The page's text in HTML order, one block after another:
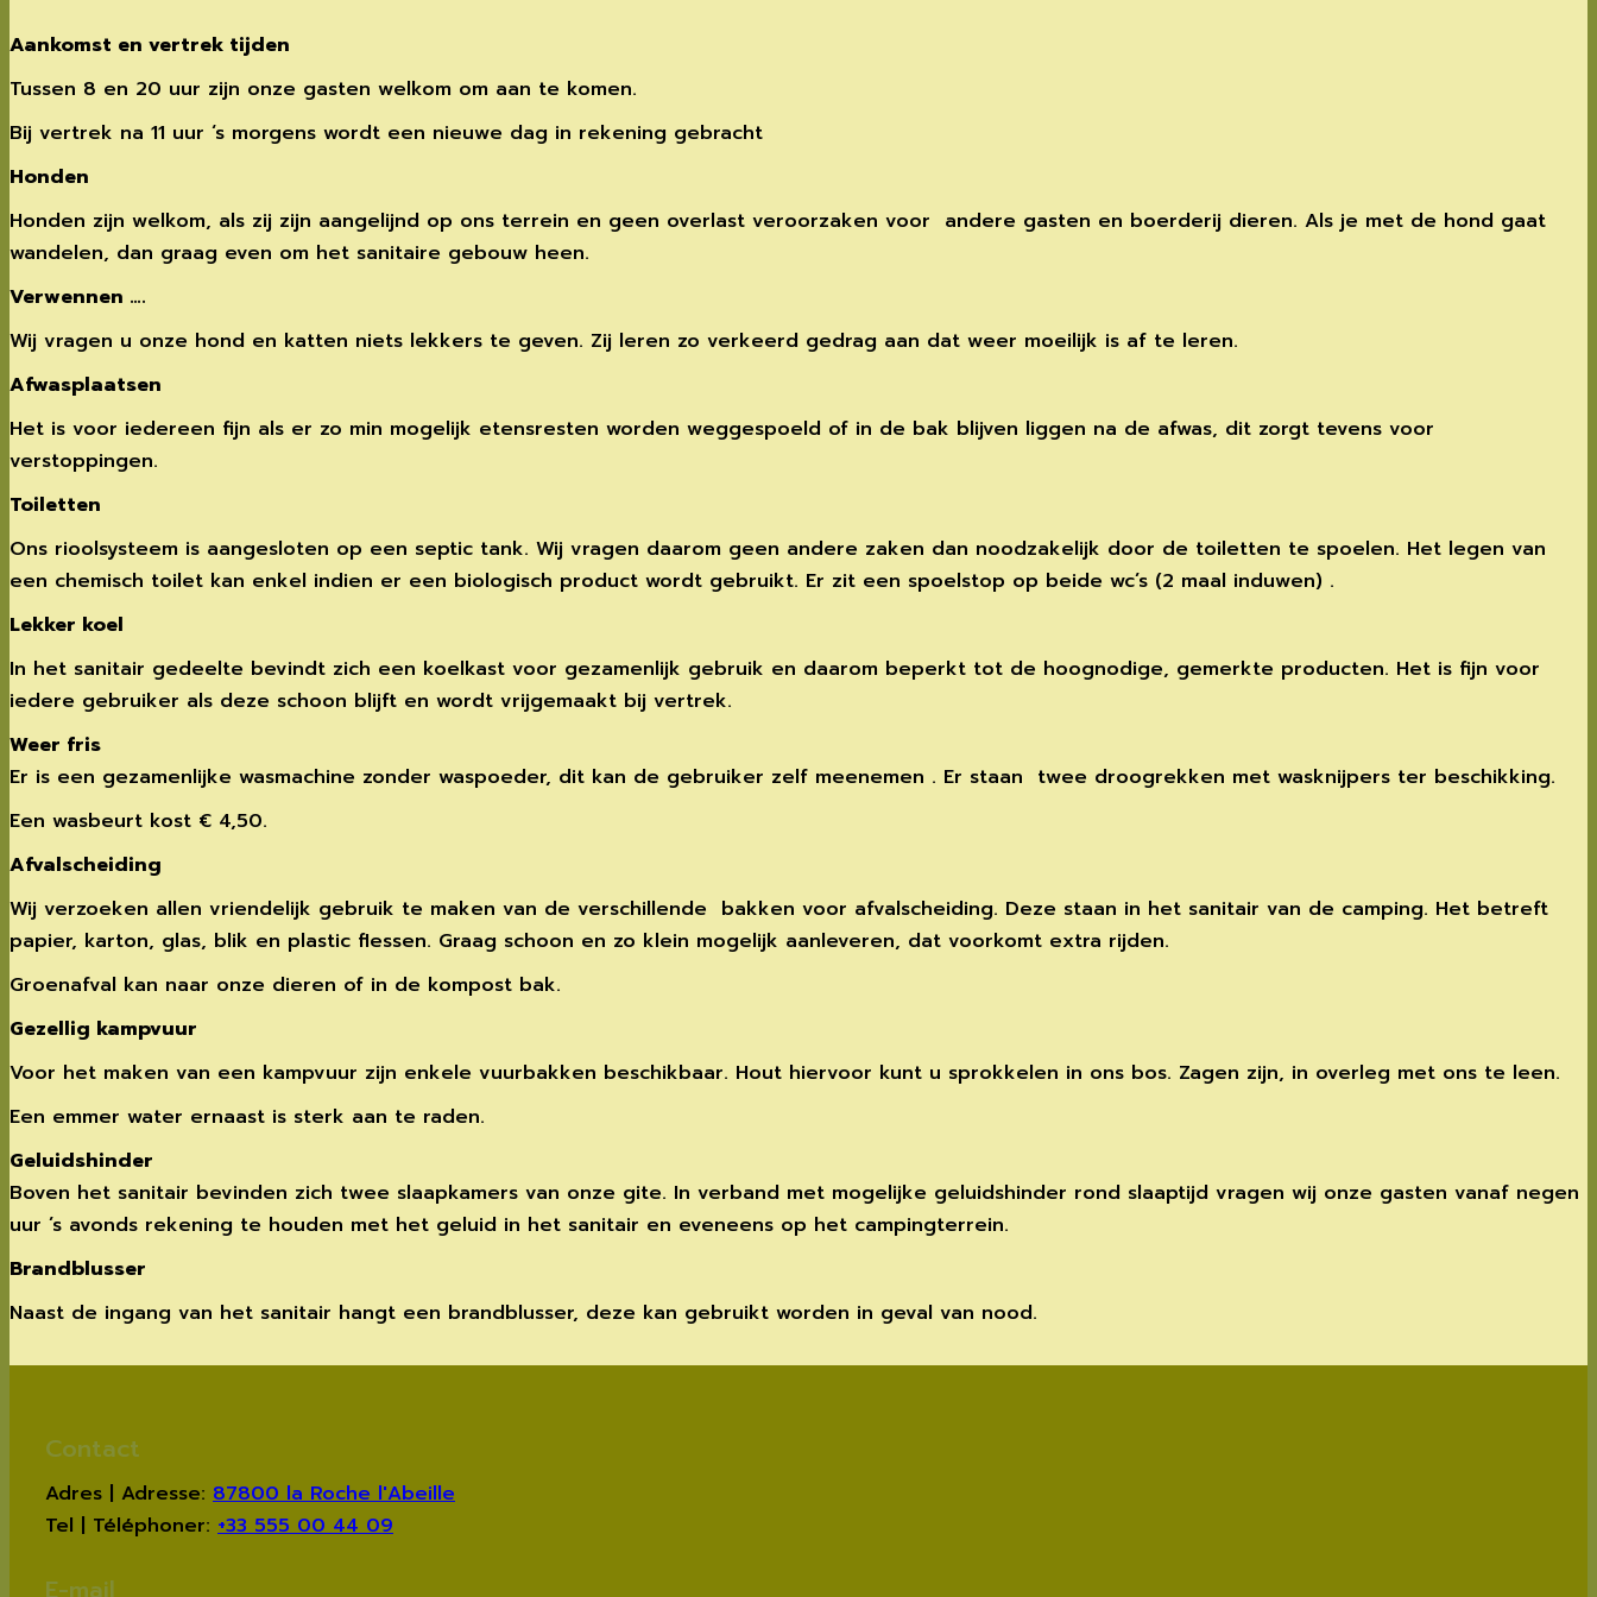
Aankomst en vertrek tijden
Tussen 8 en 20 uur zijn onze gasten welkom om aan te komen.
Bij vertrek na 11 uur ‘s morgens wordt een nieuwe dag in rekening gebracht
Honden
Honden zijn welkom, als zij zijn aangelijnd op ons terrein en geen overlast veroorzaken voor andere gasten en boerderij dieren. Als je met de hond gaat
wandelen, dan graag even om het sanitaire gebouw heen.
Verwennen ….
Wij vragen u onze hond en katten niets lekkers te geven. Zij leren zo verkeerd gedrag aan dat weer moeilijk is af te leren.
Afwasplaatsen
Het is voor iedereen fijn als er zo min mogelijk etensresten worden weggespoeld of in de bak blijven liggen na de afwas, dit zorgt tevens voor
verstoppingen.
Toiletten
Ons rioolsysteem is aangesloten op een septic tank. Wij vragen daarom geen andere zaken dan noodzakelijk door de toiletten te spoelen. Het legen van
een chemisch toilet kan enkel indien er een biologisch product wordt gebruikt. Er zit een spoelstop op beide wc’s (2 maal induwen) .
Lekker koel
In het sanitair gedeelte bevindt zich een koelkast voor gezamenlijk gebruik en daarom beperkt tot de hoognodige, gemerkte producten. Het is fijn voor
iedere gebruiker als deze schoon blijft en wordt vrijgemaakt bij vertrek.
Weer fris
Er is een gezamenlijke wasmachine zonder waspoeder, dit kan de gebruiker zelf meenemen . Er staan twee droogrekken met wasknijpers ter beschikking.
Een wasbeurt kost € 4,50.
Afvalscheiding
Wij verzoeken allen vriendelijk gebruik te maken van de verschillende bakken voor afvalscheiding. Deze staan in het sanitair van de camping. Het betreft
papier, karton, glas, blik en plastic flessen. Graag schoon en zo klein mogelijk aanleveren, dat voorkomt extra rijden.
Groenafval kan naar onze dieren of in de kompost bak.
Gezellig kampvuur
Voor het maken van een kampvuur zijn enkele vuurbakken beschikbaar. Hout hiervoor kunt u sprokkelen in ons bos. Zagen zijn, in overleg met ons te leen.
Een emmer water ernaast is sterk aan te raden.
Geluidshinder
Boven het sanitair bevinden zich twee slaapkamers van onze gite. In verband met mogelijke geluidshinder rond slaaptijd vragen wij onze gasten vanaf negen
uur ’s avonds rekening te houden met het geluid in het sanitair en eveneens op het campingterrein.
Brandblusser
Naast de ingang van het sanitair hangt een brandblusser, deze kan gebruikt worden in geval van nood.
Contact
Adres | Adresse: 87800 la Roche l'Abeille
Tel | Téléphoner: +33 555 00 44 09